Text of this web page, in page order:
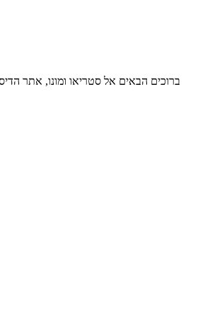
ברוכים הבאים אל סטריאו ומונו, אתר